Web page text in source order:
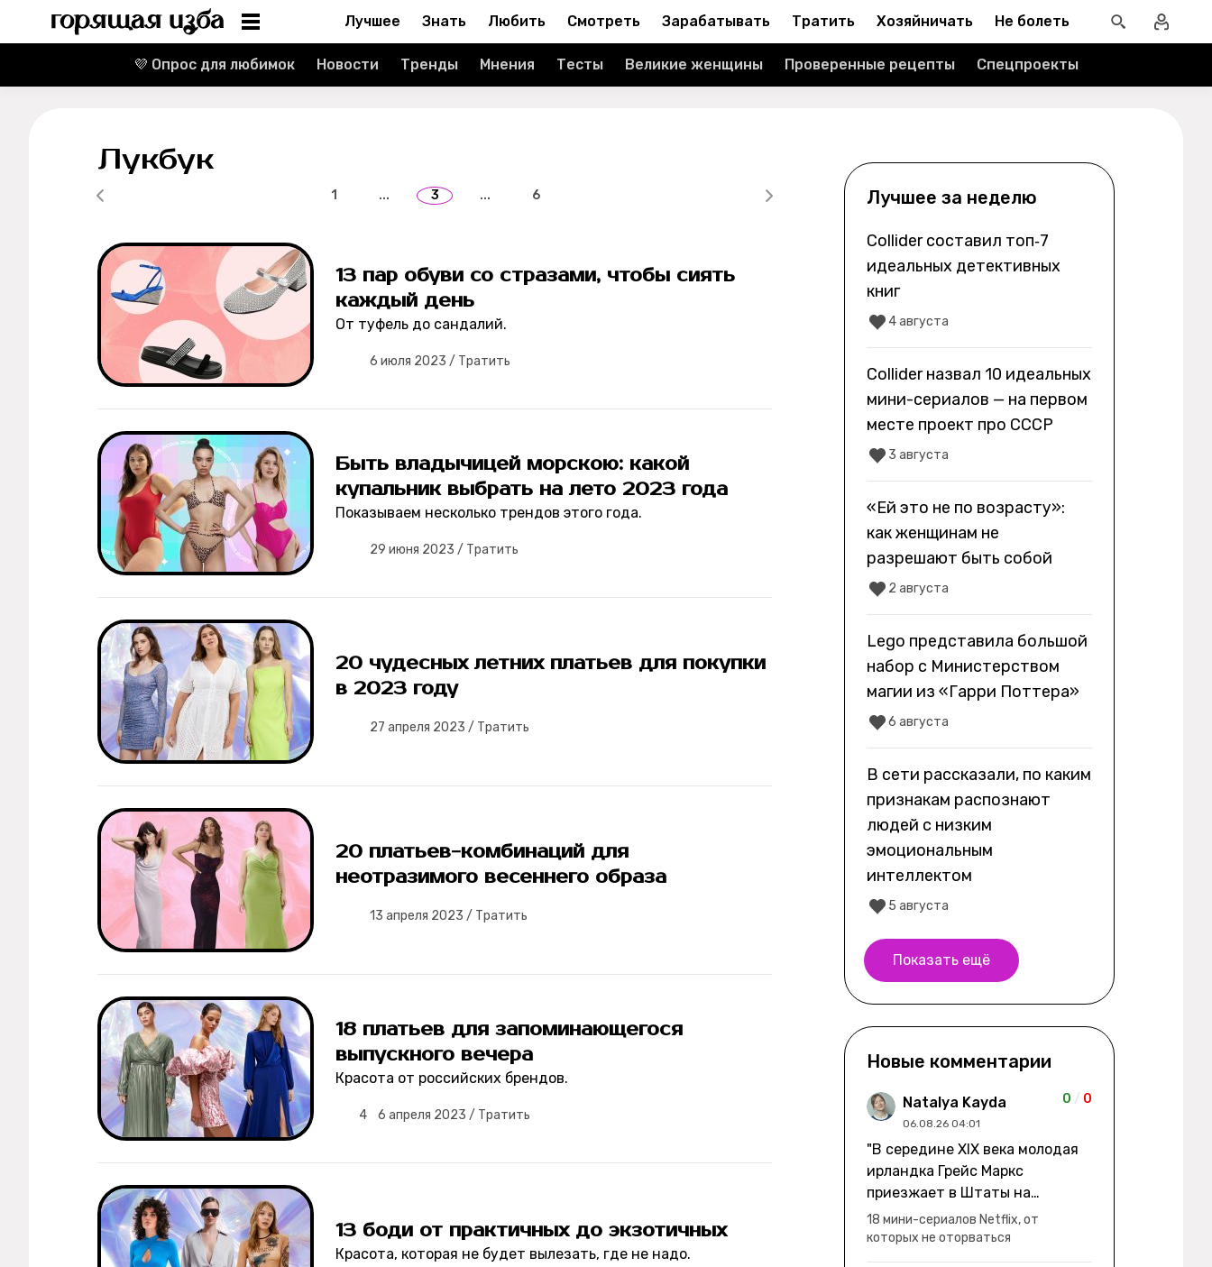
Реклама
Вакансии
Контакты
О проекте
О компании
Рубрики
Новости
Лучшее
Тесты
Секспросвет
Великие женщины
Тренды
Рецепты
Ваши истории
Соцсети
Лучшее Знать Любить Смотреть Зарабатывать Тратить Хозяйничать Не болеть
💜 Опрос для любимок Новости Тренды Мнения Тесты Великие женщины Проверенные рецепты Спецпроекты
Лукбук
1 ... 3 ... 6
13 пар обуви со стразами, чтобы сиять
каждый день
От туфель до сандалий.
6 июля 2023 / Тратить
Быть владычицей морскою: какой
купальник выбрать на лето 2023 года
Показываем несколько трендов этого года.
29 июня 2023 / Тратить
20 чудесных летних платьев для покупки
в 2023 году
27 апреля 2023 / Тратить
20 платьев-комбинаций для
неотразимого весеннего образа
13 апреля 2023 / Тратить
18 платьев для запоминающегося
выпускного вечера
Красота от российских брендов.
4 6 апреля 2023 / Тратить
13 боди от практичных до экзотичных
Красота, которая не будет вылезать, где не надо.
Лучшее за неделю
Collider составил топ‑7
идеальных детективных
книг
4 августа
Collider назвал 10 идеальных
мини-сериалов — на первом
месте проект про СССР
3 августа
«Ей это не по возрасту»:
как женщинам не
разрешают быть собой
2 августа
Lego представила большой
набор с Министерством
магии из «Гарри Поттера»
6 августа
В сети рассказали, по каким
признакам распознают
людей с низким
эмоциональным
интеллектом
5 августа
Показать ещё
Новые комментарии
Natalya Kayda
06.08.26 04:01
0 / 0
"В середине XIX века молодая
ирландка Грейс Маркс
приезжает в Штаты на
заработки" не на заработки -
она иммигрирует с семьей и не
в США, а в Канаду "заниматься
18 мини-сериалов Netflix, от
которых не оторваться